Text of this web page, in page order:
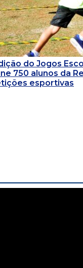
do Jogos
750 alunos da
esportivas